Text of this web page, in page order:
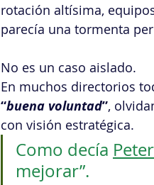
rotación altísima,
parecía una tormenta
No es un caso aislado.
En muchos directorios
“buena voluntad”,
con visión estratégica.
Como decía
mejorar”.